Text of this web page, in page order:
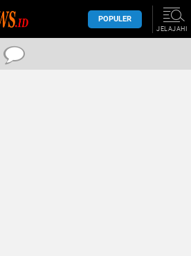
POPULER
JELAJAHI